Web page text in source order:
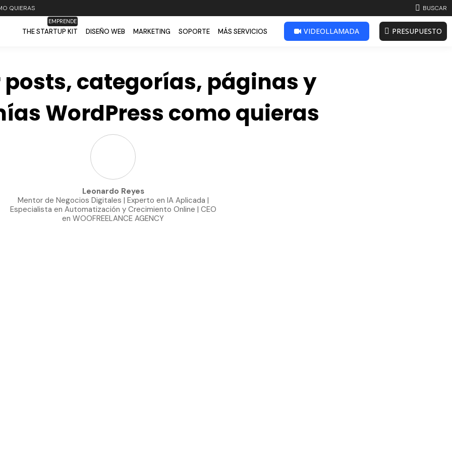
QUIERAS BUSCAR:
BUSCAR
THE STARTUP KIT
EMPRENDE
DISEÑO WEB MARKETING SOPORTE MÁS SERVICIOS VIDEOLLAMADA PRESUPUESTO
posts, categorías, páginas y
WordPress como quieras
Leonardo Reyes
Mentor de Negocios Digitales | Experto en IA Aplicada |
Especialista en Automatización y Crecimiento Online | CEO
en WOOFREELANCE AGENCY